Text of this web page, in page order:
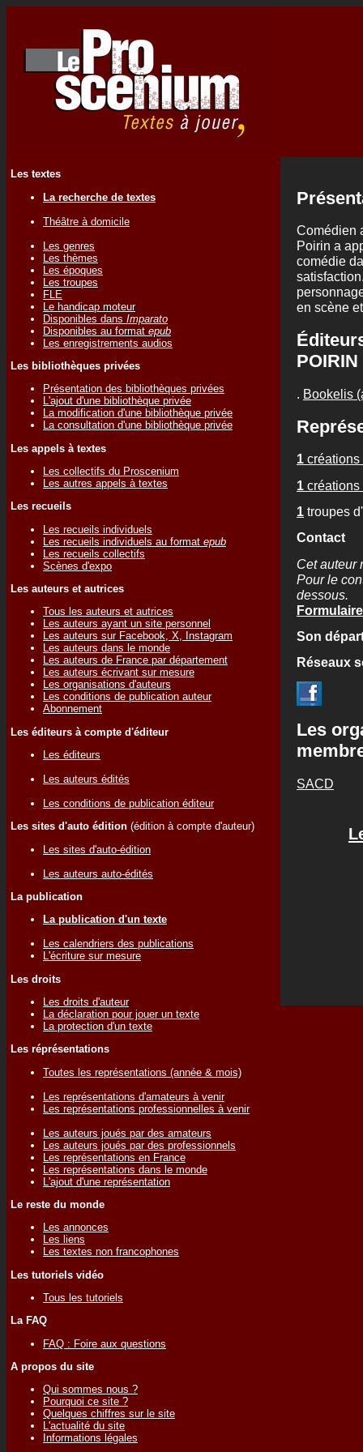
Les textes
La recherche de textes
Théâtre à domicile
Les genres
Les thèmes
Les époques
Les troupes
FLE
Le handicap moteur
Disponibles dans Imparato
Disponibles au format epub
Les enregistrements audios
Les bibliothèques privées
Présentation des bibliothèques privées
L'ajout d'une bibliothèque privée
La modification d'une bibliothèque privée
La consultation d'une bibliothèque privée
Les appels à textes
Les collectifs du Proscenium
Les autres appels à textes
Les recueils
Les recueils individuels
Les recueils individuels au format epub
Les recueils collectifs
Scènes d'expo
Les auteurs et autrices
Tous les auteurs et autrices
Les auteurs ayant un site personnel
Les auteurs sur Facebook, X, Instagram
Les auteurs dans le monde
Les auteurs de France par département
Les auteurs écrivant sur mesure
Les organisations d'auteurs
Les conditions de publication auteur
Abonnement
Les éditeurs à compte d'éditeur
Les éditeurs
Les auteurs édités
Les conditions de publication éditeur
Les sites d'auto édition (édition à compte d'auteur)
Les sites d'auto-édition
Les auteurs auto-édités
La publication
La publication d'un texte
Les calendriers des publications
L'écriture sur mesure
Les droits
Les droits d'auteur
La déclaration pour jouer un texte
La protection d'un texte
Les réprésentations
Toutes les représentations (année & mois)
Les représentations d'amateurs à venir
Les représentations professionnelles à venir
Les auteurs joués par des amateurs
Les auteurs joués par des professionnels
Les représentations en France
Les représentations dans le monde
L'ajout d'une représentation
Le reste du monde
Les annonces
Les liens
Les textes non francophones
Les tutoriels vidéo
Tous les tutoriels
La FAQ
FAQ : Foire aux questions
A propos du site
Qui sommes nous ?
Pourquoi ce site ?
Quelques chiffres sur le site
L'actualité du site
Informations légales
Comédien
Poirin a
comédie
en scène
POIRIN
. Bookelis
1 créations
1 créations
1 troupes
Contact
Cet auteur
Pour le
dessous.
Son
Réseaux
Les
SACD